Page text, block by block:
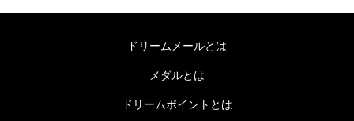
ドリームメールとは
メダルとは
ドリームポイントとは